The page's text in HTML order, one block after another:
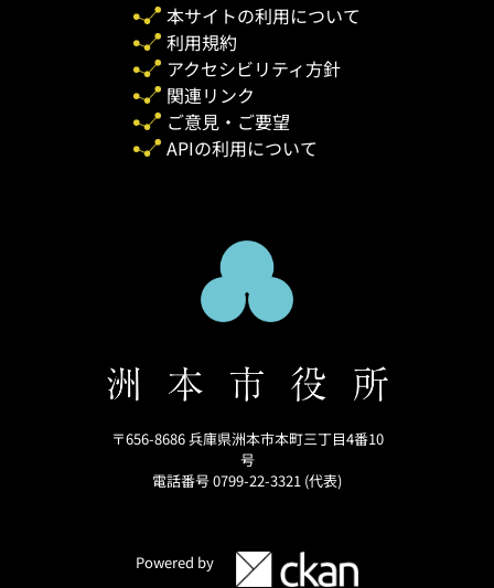
本サイトの利用について
利用規約
アクセシビリティ方針
関連リンク
ご意見・ご要望
APIの利用について
〒656-8686 兵庫県洲本市本町三丁目4番10
号
電話番号 0799-22-3321 (代表)
Powered by